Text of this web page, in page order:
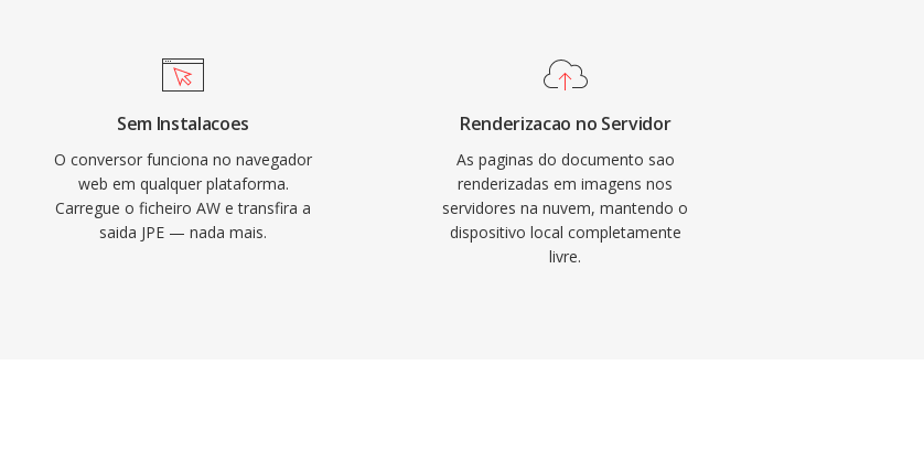
Sem Instalacoes
O conversor funciona no navegador
web em qualquer plataforma.
Carregue o ficheiro AW e transfira a
saida JPE — nada mais.
Renderizacao no Servidor
As paginas do documento sao
renderizadas em imagens nos
servidores na nuvem, mantendo o
dispositivo local completamente
livre.